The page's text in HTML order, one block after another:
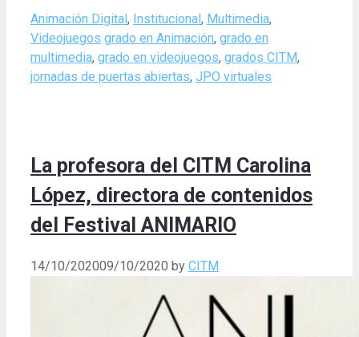
Categories
Animación Digital, Institucional, Multimedia,
Videojuegos Tags
grado en Animación, grado en
multimedia, grado en videojuegos, grados CITM,
jornadas de puertas abiertas, JPO virtuales
La profesora del CITM Carolina
López, directora de contenidos
del Festival ANIMARIO
14/10/202009/10/2020 by CITM